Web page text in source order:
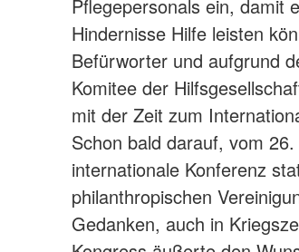
Pflegepersonals ein, damit
Hindernisse Hilfe leisten
Befürworter und aufgrund
Komitee der
mit der Zeit zum
Schon bald darauf, vom
internationale Konferenz
philanthropischen
Gedanken, auch in